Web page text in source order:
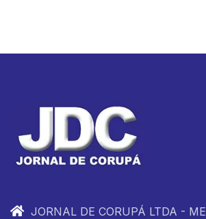
JORNAL DE CORUPÁ LTDA - ME